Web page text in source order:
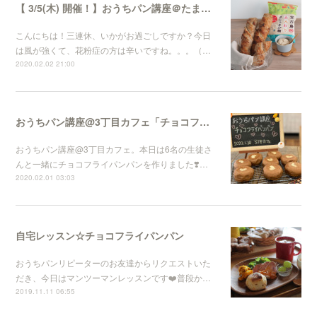
【 3/5(木) 開催！】おうちパン講座＠たまプラーザ「3丁目カフェ」
こんにちは！三連休、いかがお過ごしですか？今日
は風が強くて、花粉症の方は辛いですね。。。（…
2020.02.02 21:00
おうちパン講座@3丁目カフェ「チョコフライパンパン」
おうちパン講座@3丁目カフェ。本日は6名の生徒さ
んと一緒にチョコフライパンパンを作りました❣️…
2020.02.01 03:03
自宅レッスン☆チョコフライパンパン
おうちパンリピーターのお友達からリクエストいた
だき、今日はマンツーマンレッスンです❤️普段か…
2019.11.11 06:55